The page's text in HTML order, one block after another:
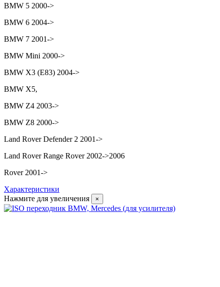
BMW 5 2000->
BMW 6 2004->
BMW 7 2001->
BMW Mini 2000->
BMW X3 (E83) 2004->
BMW X5,
BMW Z4 2003->
BMW Z8 2000->
Land Rover Defender 2 2001->
Land Rover Range Rover 2002->2006
Rover 2001->
Характеристики
Нажмите для увеличения
×